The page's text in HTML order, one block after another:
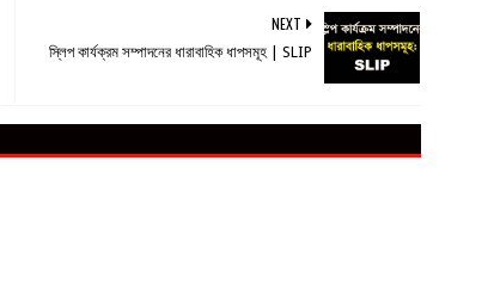
NEXT
স্লিপ কার্যক্রম সম্পাদনের ধারাবাহিক ধাপসমূহ | SLIP